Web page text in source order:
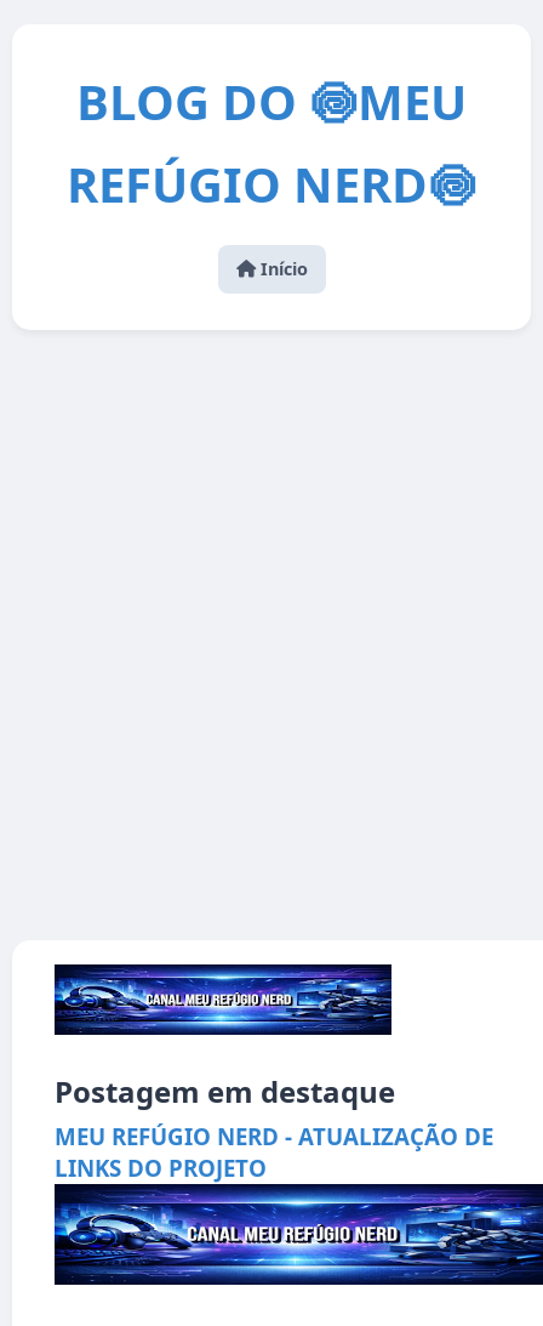
BLOG DO 🍥MEU
REFÚGIO NERD🍥
Início
Postagem em destaque
MEU REFÚGIO NERD - ATUALIZAÇÃO DE
LINKS DO PROJETO